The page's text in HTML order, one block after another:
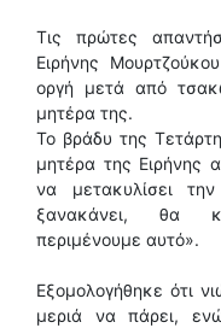
Τις πρώτες
Ειρήνης
οργή μετά από
μητέρα της.
Το βράδυ της
μητέρα της Ειρήνης
να μετακυλίσει
ξανακάνει, θα
περιμένουμε αυτό».
Εξομολογήθηκε ότι
μεριά να πάρει,